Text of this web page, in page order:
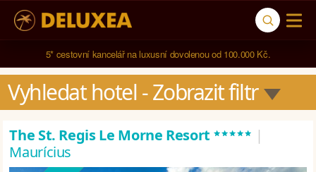
5* cestovní kancelář na luxusní dovolenou od 100.000 Kč.
Vyhledat hotel - Zobrazit filtr
The St. Regis Le Morne Resort ***** |
Maurícius